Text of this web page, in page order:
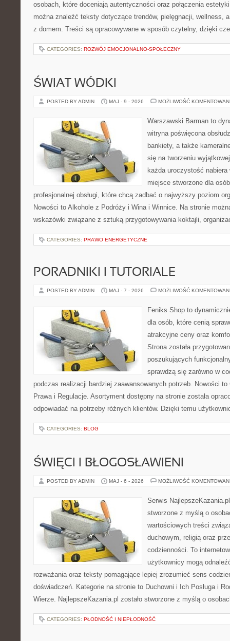
osobach, które doceniają autentyczności oraz połączenia
można znaleźć teksty dotyczące trendów, pielęgnacji, wellness,
z domem. Treści są opracowywane w sposób czytelny, dzięki
CATEGORIES: ROZWÓJ EMOCJONALNO-SPOŁECZNY
ŚWIAT WÓDKI
POSTED BY ADMIN MAJ - 9 - 2026 MOŻLIWOŚĆ
Warszawski Barman to
witryna poświęcona
bankiety, a także
się na tworzeniu
każda uroczystość
miejsce stworzone dla
profesjonalnej obsługi, które chcą zadbać o najwyższy poziom
Nowości to Alkohole z Podróży i Wina i Winnice. Na stronie
wskazówki związane z sztuką przygotowywania koktajli,
CATEGORIES: PRAWO ENERGETYCZNE
PORADNIKI I TUTORIALE
POSTED BY ADMIN MAJ - 7 - 2026 MOŻLIWOŚĆ
Feniks Shop to
dla osób, które cenią
atrakcyjne ceny oraz
Strona została
poszukujących
sprawdzą się zarówno w
podczas realizacji bardziej zaawansowanych potrzeb. Nowości
Prawa i Regulacje. Asortyment dostępny na stronie została
odpowiadać na potrzeby różnych klientów. Dzięki temu
CATEGORIES: BLOG
ŚWIĘCI I BŁOGOSŁAWIENI
POSTED BY ADMIN MAJ - 6 - 2026 MOŻLIWOŚĆ
Serwis
stworzone z myślą o
wartościowych treści
duchowym, religią oraz
codzienności. To
użytkownicy mogą
rozważania oraz teksty pomagające lepiej zrozumieć sens
doświadczeń. Kategorie na stronie to Duchowni i Ich Posługa i
Wierze. NajlepszeKazania.pl zostało stworzone z myślą o
CATEGORIES: PŁODNOŚĆ I NIEPŁODNOŚĆ